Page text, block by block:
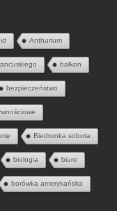
Anthurium
balkon
bezpieczeństwo
Biedronka sobota
biologia biuro
borówka amerykańska